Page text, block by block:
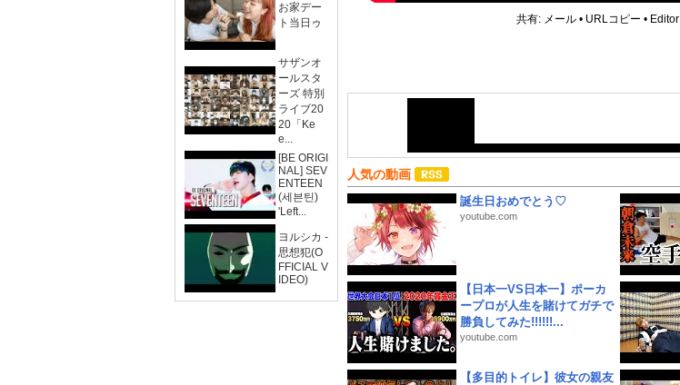
お家デー
ト当日ゥ
サザンオ
ールスタ
ーズ 特別
ライブ20
20「Ke
e...
[BE ORIGI
NAL] SEV
ENTEEN
(세븐틴)
'Left...
ヨルシカ -
思想犯(O
FFICIAL V
IDEO)
共有: メール • URLコピー • Editor
人気の動画
誕生日おめでとう♡
youtube.com
【日本一VS日本一】ポーカ
ープロが人生を賭けてガチで
勝負してみた!!!!!!...
youtube.com
【多目的トイレ】彼女の親友